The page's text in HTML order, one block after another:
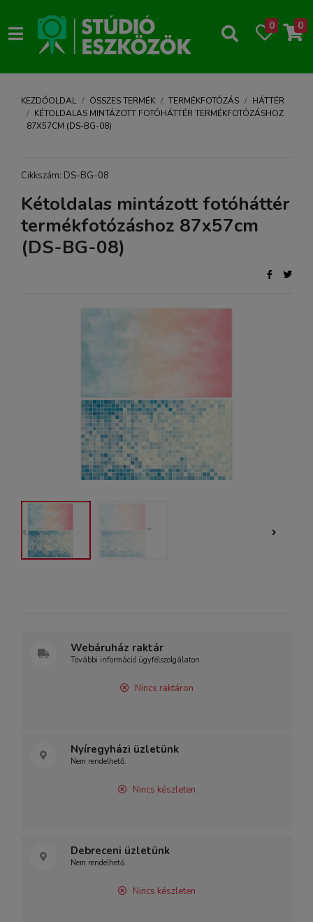
0 0
KEZDŐOLDAL ÖSSZES TERMÉK TERMÉKFOTÓZÁS
HÁTTÉR
KÉTOLDALAS MINTÁZOTT FOTÓHÁTTÉR TERMÉKFOTÓZÁSHOZ
87X57CM (DS-BG-08)
Cikkszám: DS-BG-08
Kétoldalas mintázott fotóháttér
termékfotózáshoz 87x57cm
(DS-BG-08)
Webáruház raktár
További információ ügyfélszolgálaton.
Nincs raktáron
Nyíregyházi üzletünk
Nem rendelhető.
Nincs készleten
Debreceni üzletünk
Nem rendelhető.
Nincs készleten